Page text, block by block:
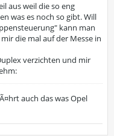
aus weil die so eng
was es noch so gibt. Will
kann man
die mal auf der Messe in
verzichten und mir
auch das was Opel